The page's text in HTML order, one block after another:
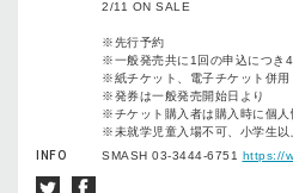
2/11 ON SALE
※先行予約
※一般発売共に1回の申込につき
※紙チケット、電子チケット併用
※発券は一般発売開始日より
※チケット購入者は購入時に個人
※未就学児童入場不可、小学生以
INFO
SMASH 03-3444-6751 https://